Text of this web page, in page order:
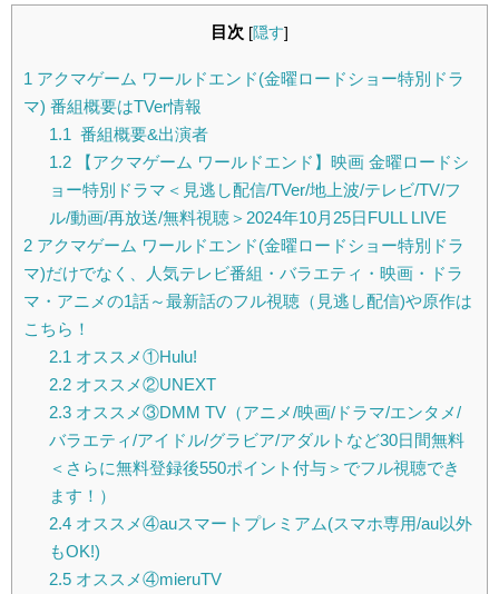
目次 [隠す]
1 アクマゲーム ワールドエンド(金曜ロードショー特別ドラ
マ) 番組概要はTVer情報
1.1 番組概要&出演者
1.2【アクマゲーム ワールドエンド】映画 金曜ロードシ
ョー特別ドラマ＜見逃し配信/TVer/地上波/テレビ/TV/フ
ル/動画/再放送/無料視聴＞2024年10月25日FULL LIVE
2 アクマゲーム ワールドエンド(金曜ロードショー特別ドラ
マ)だけでなく、人気テレビ番組・バラエティ・映画・ドラ
マ・アニメの1話～最新話のフル視聴（見逃し配信)や原作は
こちら！
2.1 オススメ①Hulu!
2.2オススメ②UNEXT
2.3オススメ③DMM TV（アニメ/映画/ドラマ/エンタメ/
バラエティ/アイドル/グラビア/アダルトなど30日間無料
＜さらに無料登録後550ポイント付与＞でフル視聴でき
ます！）
2.4オススメ④auスマートプレミアム(スマホ専用/au以外
もOK!)
2.5オススメ④mieruTV